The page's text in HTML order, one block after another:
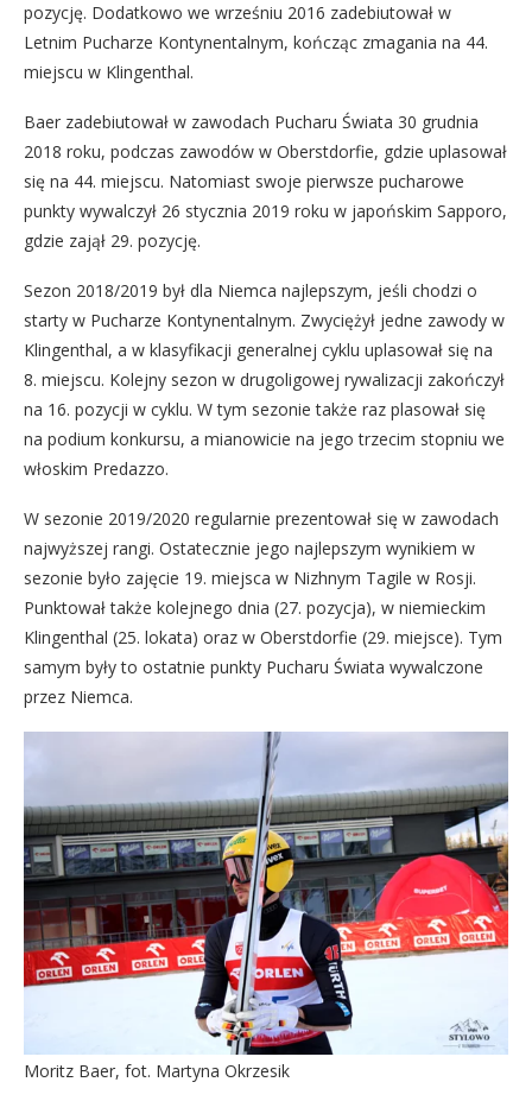
pozycję. Dodatkowo we wrześniu 2016 zadebiutował w
Letnim Pucharze Kontynentalnym, kończąc zmagania na 44.
miejscu w Klingenthal.
Baer zadebiutował w zawodach Pucharu Świata 30 grudnia
2018 roku, podczas zawodów w Oberstdorfie, gdzie uplasował
się na 44. miejscu. Natomiast swoje pierwsze pucharowe
punkty wywalczył 26 stycznia 2019 roku w japońskim Sapporo,
gdzie zajął 29. pozycję.
Sezon 2018/2019 był dla Niemca najlepszym, jeśli chodzi o
starty w Pucharze Kontynentalnym. Zwyciężył jedne zawody w
Klingenthal, a w klasyfikacji generalnej cyklu uplasował się na
8. miejscu. Kolejny sezon w drugoligowej rywalizacji zakończył
na 16. pozycji w cyklu. W tym sezonie także raz plasował się
na podium konkursu, a mianowicie na jego trzecim stopniu we
włoskim Predazzo.
W sezonie 2019/2020 regularnie prezentował się w zawodach
najwyższej rangi. Ostatecznie jego najlepszym wynikiem w
sezonie było zajęcie 19. miejsca w Nizhnym Tagile w Rosji.
Punktował także kolejnego dnia (27. pozycja), w niemieckim
Klingenthal (25. lokata) oraz w Oberstdorfie (29. miejsce). Tym
samym były to ostatnie punkty Pucharu Świata wywalczone
przez Niemca.
Moritz Baer, fot. Martyna Okrzesik